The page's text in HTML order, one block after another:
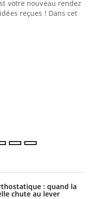
votre nouveau rendez-
reçues ! Dans cet
: quand la
chute au lever